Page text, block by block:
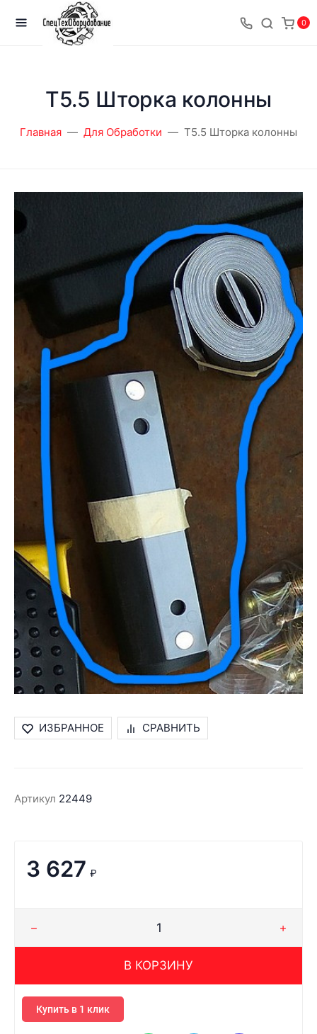
0
T5.5 Шторка колонны
Главная Для Обработки T5.5 Шторка колонны
ИЗБРАННОЕ СРАВНИТЬ
Артикул 22449
3 627 ₽
В КОРЗИНУ
Купить в 1 клик